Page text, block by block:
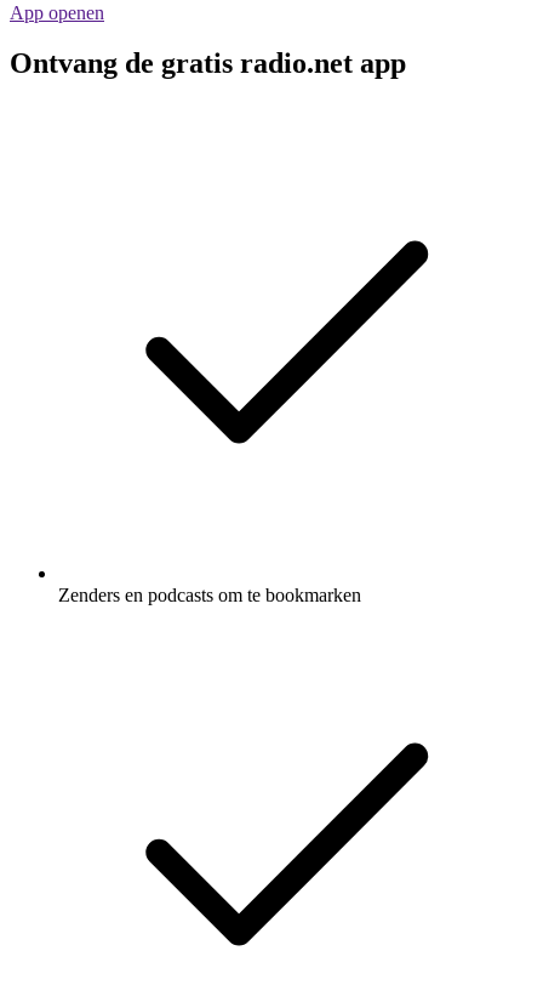
App openen
Ontvang de gratis radio.net app
Zenders en podcasts om te bookmarken